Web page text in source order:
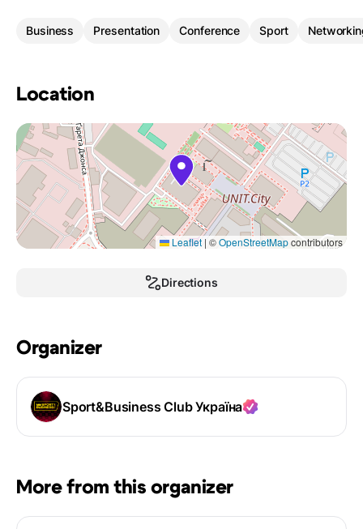
Business Presentation Conference Sport
Location
Leaflet | ©OpenStreetMapcontributors
Directions
Organizer
Sport&Business Club Україна
More from this organizer